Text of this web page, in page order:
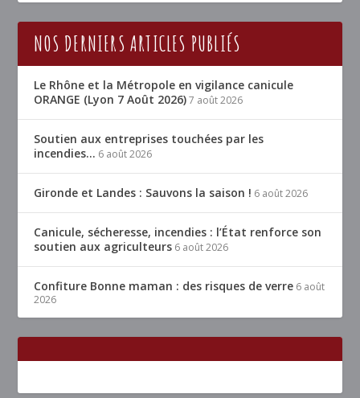
NOS DERNIERS ARTICLES PUBLIÉS
Le Rhône et la Métropole en vigilance canicule
ORANGE (Lyon 7 Août 2026) 7 août 2026
Soutien aux entreprises touchées par les
incendies… 6 août 2026
Gironde et Landes : Sauvons la saison ! 6 août 2026
Canicule, sécheresse, incendies : l’État renforce son
soutien aux agriculteurs 6 août 2026
Confiture Bonne maman : des risques de verre 6 août
2026